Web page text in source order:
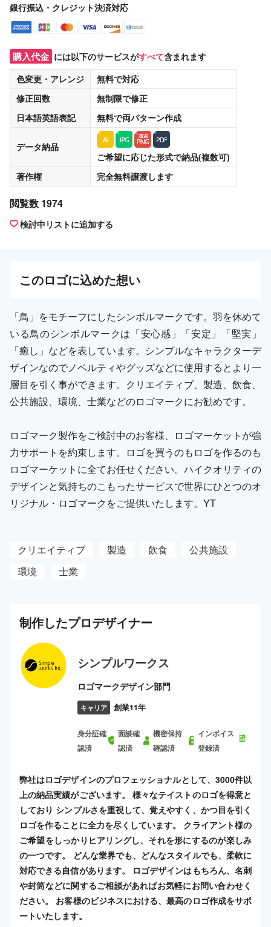
銀行振込・クレジット決済対応
購入代金 には以下のサービスがすべて含まれます
色変更・アレンジ
無料で対応
修正回数
無制限で修正
日本語英語表記
無料で両パターン作成
データ納品
ご希望に応じた形式で納品(複数可)
著作権
完全無料譲渡します
閲覧数 1974
検討中リストに追加する
このロゴに込めた想い
「鳥」をモチーフにしたシンボルマークです。羽を休めて
いる鳥のシンボルマークは「安心感」「安定」「堅実」
「癒し」などを表しています。シンプルなキャラクターデ
ザインなのでノベルティやグッズなどに使用するとより一
層目を引く事ができます。クリエイティブ、製造、飲食、
公共施設、環境、士業などのロゴマークにお勧めです。
ロゴマーク製作をご検討中のお客様、ロゴマーケットが強
力サポートを約束します。ロゴを買うのもロゴを作るのも
ロゴマーケットに全てお任せください。ハイクオリティの
デザインと気持ちのこもったサービスで世界にひとつのオ
リジナル・ロゴマークをご提供いたします。YT
クリエイティブ 製造 飲食
公共施設
環境
士業
制作したプロデザイナー
シンプルワークス
ロゴマークデザイン部門
キャリア 創業11年
身分証確
認済
面談確
認済
機密保持
確認済
インボイス
登録済
弊社はロゴデザインのプロフェッショナルとして、3000件以
上の納品実績がございます。 様々なテイストのロゴを得意と
しており シンプルさを重視して、覚えやすく、かつ目を引く
ロゴを作ることに全力を尽くしています。 クライアント様の
ご希望をしっかりヒアリングし、それを形にするのが楽しみ
の一つです。 どんな業界でも、どんなスタイルでも、柔軟に
対応できる自信があります。 ロゴデザインはもちろん、名刺
や封筒などに関するご相談があればお気軽にお問い合わせく
ださい。 お客様のビジネスにおける、最高のロゴ作成をサポ
ートいたします。